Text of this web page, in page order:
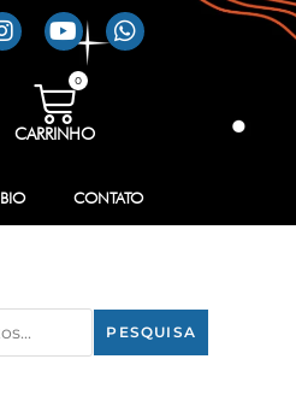
0
CARRINHO
BIO CONTATO
PESQUISA